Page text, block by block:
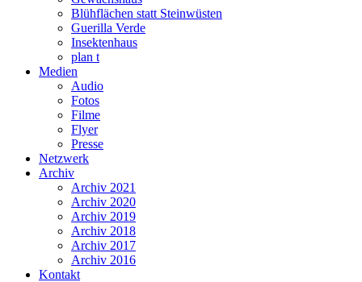
Blühflächen statt Steinwüsten
Guerilla Verde
Insektenhaus
plan t
Medien
Audio
Fotos
Filme
Flyer
Presse
Netzwerk
Archiv
Archiv 2021
Archiv 2020
Archiv 2019
Archiv 2018
Archiv 2017
Archiv 2016
Kontakt